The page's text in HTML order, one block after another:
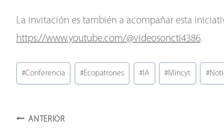
La invitación es también a acompañar esta
https://www.youtube.com/@videosoncti4386.
Etiquetas
de
entrada:
#Conferencia #Ecopatrones # IA #Mincyt #
Navegación
ANTERIOR